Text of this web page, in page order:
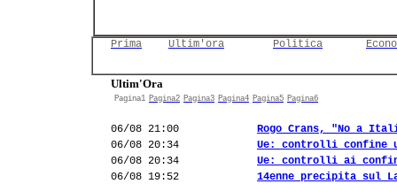
Prima Ultim'ora Politica
Ultim'Ora
Pagina1 Pagina2 Pagina3 Pagina4 Pagina5 Pagina6
06/08 21:00
Rogo Crans, "No a
06/08 20:34
Ue: controlli confine
06/08 20:34
Ue: controlli ai
06/08 19:52
14enne precipita sul